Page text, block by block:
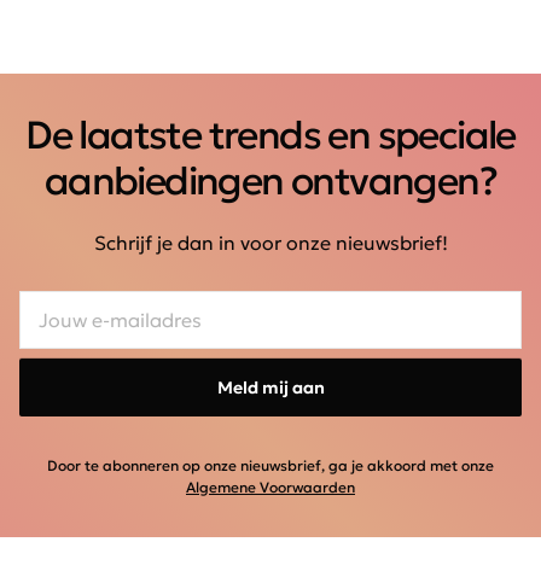
De laatste trends en speciale
aanbiedingen ontvangen?
Schrijf je dan in voor onze nieuwsbrief!
Meld mij aan
Door te abonneren op onze nieuwsbrief, ga je akkoord met onze
Algemene Voorwaarden